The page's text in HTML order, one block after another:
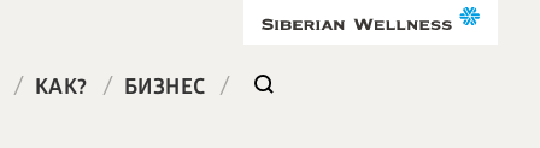
/ КАК? / БИЗНЕС /